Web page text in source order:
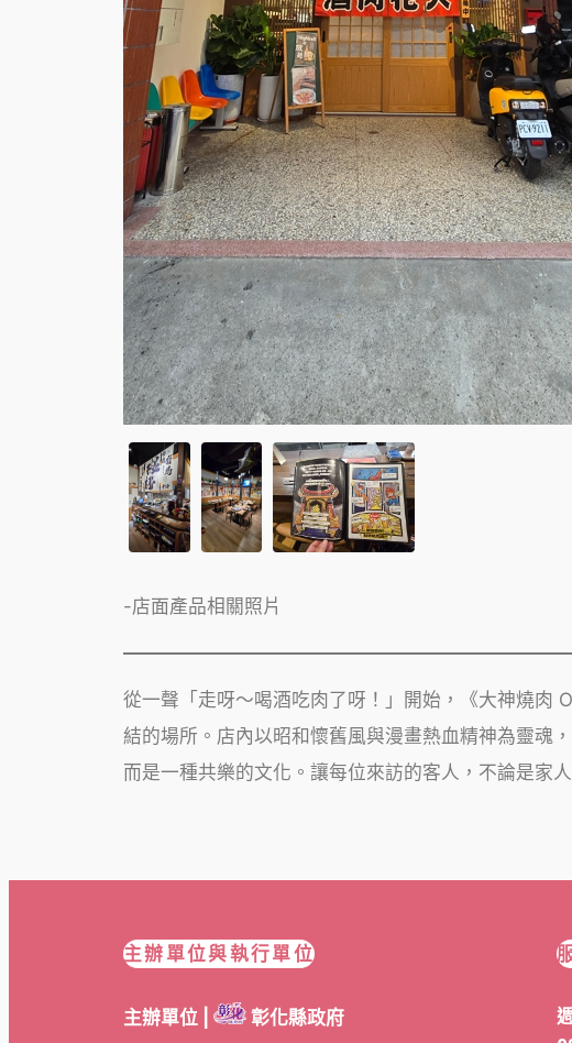
-店面產品相關照片
從一聲「走呀～喝酒吃肉了呀！」開始，《大神燒肉
結的場所。店內以昭和懷舊風與漫畫熱血精神為靈魂
而是一種共樂的文化。讓每位來訪的客人，不論是家
主辦單位與執行單位
主辦單位 | 彰化縣政府